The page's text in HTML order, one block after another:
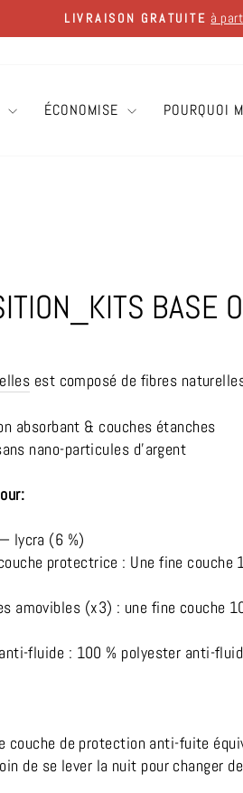
LIVRAISON GRATUITE à
ÉCONOMISE POURQUOI
BASE
est composé de fibres
absorbant & couches étanches
nano-particules d'argent
lycra (6 %)
protectrice : Une fine
amovibles (x3) : une fine couche
fluide : 100 % polyester anti-
couche de protection anti-fuite
de se lever la nuit pour changer